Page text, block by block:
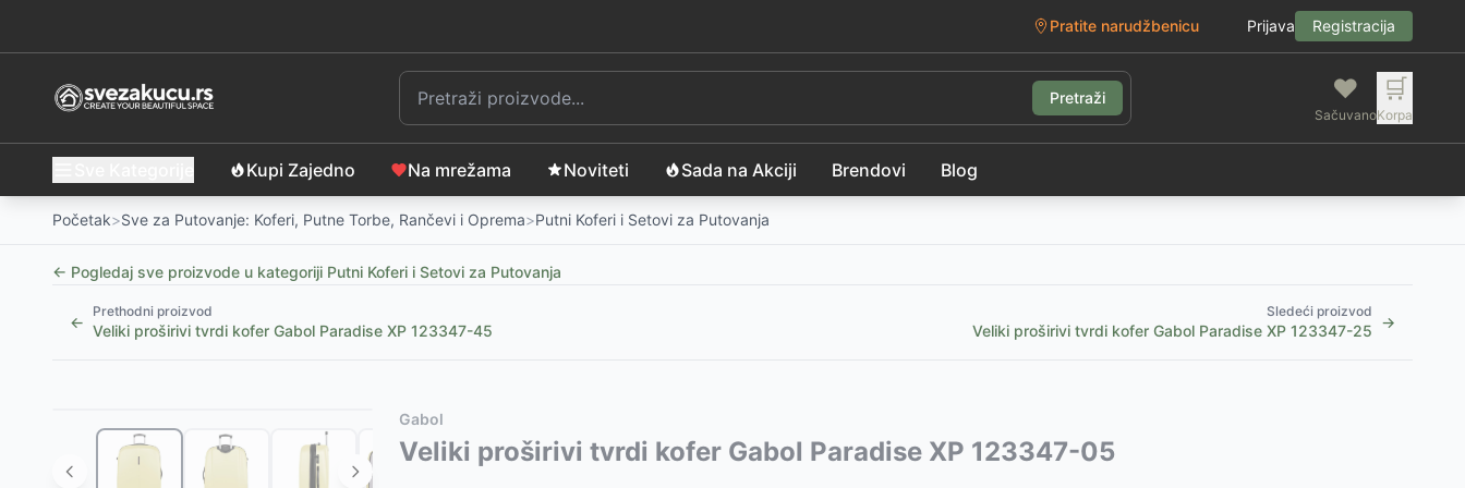
Pratite narudžbenicu Prijava Registracija
Pretraži ❤️
Sačuvano
🛒
Korpa
Kupi Zajedno Na mrežama Noviteti Sada na Akciji Brendovi Blog
Početak>Sve za Putovanje: Koferi, Putne Torbe, Rančevi i Oprema>Putni Koferi i Setovi za Putovanja
← Pogledaj sve proizvode u kategoriji Putni Koferi i Setovi za Putovanja
←
Prethodni proizvod
Veliki proširivi tvrdi kofer Gabol Paradise XP 123347-45
Sledeći proizvod
Veliki proširivi tvrdi kofer Gabol Paradise XP 123347-25 →
Putni kofer 70 cm ABS sivi — tvrda školjka, 4 točka -4600RSD
Putni kofer 50 cm ABS sivi
4000
RSD
Ovaj proizvod nije dostupan, pogledajte slične proizvode:
Veliki Proširivi ABS Kofer Gabol Future -
Gabol
Veliki proširivi tvrdi kofer Gabol Paradise XP 123347-05